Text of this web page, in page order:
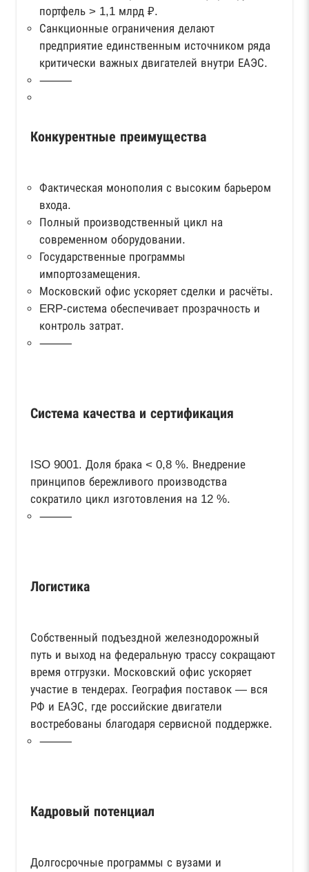
портфель > 1,1 млрд ₽.
Санкционные ограничения делают
предприятие единственным источником ряда
критически важных двигателей внутри ЕАЭС.
⸻
Конкурентные преимущества
Фактическая монополия с высоким барьером
входа.
Полный производственный цикл на
современном оборудовании.
Государственные программы
импортозамещения.
Московский офис ускоряет сделки и расчёты.
ERP‑система обеспечивает прозрачность и
контроль затрат.
⸻
Система качества и сертификация
ISO 9001. Доля брака < 0,8 %. Внедрение
принципов бережливого производства
сократило цикл изготовления на 12 %.
⸻
Логистика
Собственный подъездной железнодорожный
путь и выход на федеральную трассу сокращают
время отгрузки. Московский офис ускоряет
участие в тендерах. География поставок — вся
РФ и ЕАЭС, где российские двигатели
востребованы благодаря сервисной поддержке.
⸻
Кадровый потенциал
Долгосрочные программы с вузами и